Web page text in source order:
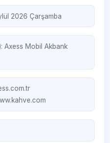
2026 Çarşamba
Axess MobilAkbank